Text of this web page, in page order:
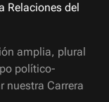
Relaciones del
amplia, plural
político-
nuestra Carrera